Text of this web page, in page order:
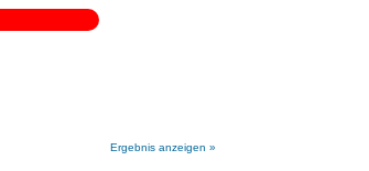
Ergebnis anzeigen »